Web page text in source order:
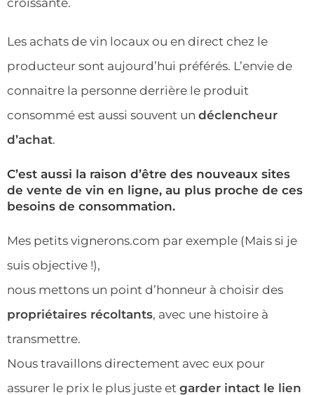
croissante.
Les achats de vin locaux ou en direct chez le
producteur sont aujourd’hui préférés. L’envie de
connaitre la personne derrière le produit
consommé est aussi souvent un déclencheur
d’achat.
C’est aussi la raison d’être des nouveaux sites
de vente de vin en ligne, au plus proche de ces
besoins de consommation.
Mes petits vignerons.com par exemple (Mais si je
suis objective !),
nous mettons un point d’honneur à choisir des
propriétaires récoltants, avec une histoire à
transmettre.
Nous travaillons directement avec eux pour
assurer le prix le plus juste et garder intact le lien